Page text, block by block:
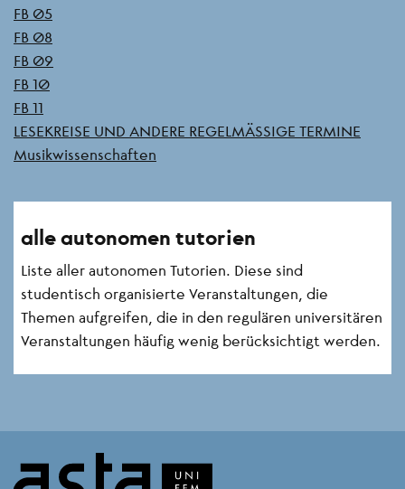
FB 05
FB 08
FB 09
FB 10
FB 11
LESEKREISE UND ANDERE REGELMÄSSIGE TERMINE
Musikwissenschaften
alle autonomen tutorien
Liste aller autonomen Tutorien. Diese sind
studentisch organisierte Veranstaltungen, die
Themen aufgreifen, die in den regulären universitären
Veranstaltungen häufig wenig berücksichtigt werden.